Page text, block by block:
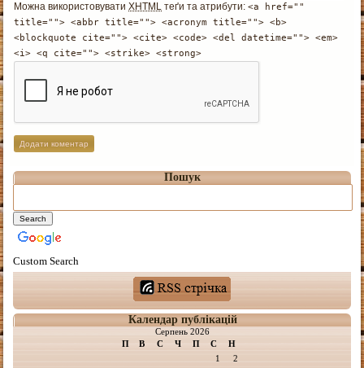
Можна використовуватиXHTML теґи та атрибути:<a href=""
title=""> <abbr title=""> <acronym title=""> <b>
<blockquote cite=""> <cite> <code> <del datetime=""> <em>
<i> <q cite=""> <strike> <strong>
Пошук
Custom Search
Календар публікацій
Серпень 2026
П
В С Ч П С Н
1
2